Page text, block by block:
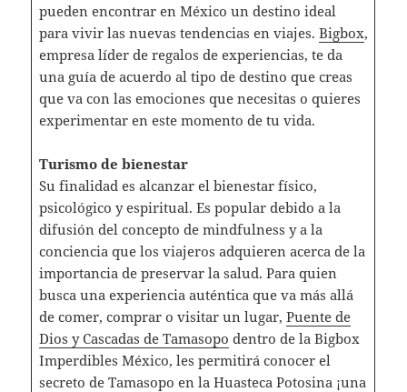
pueden encontrar en México un destino ideal
para vivir las nuevas tendencias en viajes. Bigbox,
empresa líder de regalos de experiencias, te da
una guía de acuerdo al tipo de destino que creas
que va con las emociones que necesitas o quieres
experimentar en este momento de tu vida.
Turismo de bienestar
Su finalidad es alcanzar el bienestar físico,
psicológico y espiritual. Es popular debido a la
difusión del concepto de mindfulness y a la
conciencia que los viajeros adquieren acerca de la
importancia de preservar la salud. Para quien
busca una experiencia auténtica que va más allá
de comer, comprar o visitar un lugar, Puente de
Dios y Cascadas de Tamasopo dentro de la Bigbox
Imperdibles México, les permitirá conocer el
secreto de Tamasopo en la Huasteca Potosina ¡una